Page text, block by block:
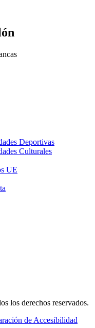
Deportivas
Culturales
UE
los derechos reservados.
de Accesibilidad